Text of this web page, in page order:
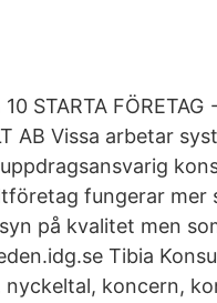
STARTA FÖRETAG
AB Vissa arbetar
fungerar mer
på kvalitet men
Tibia
koncern,